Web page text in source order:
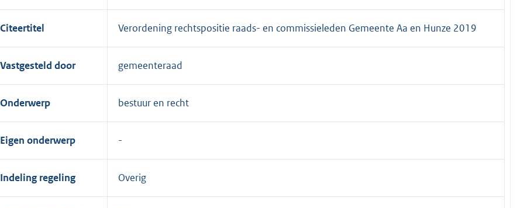
Citeertitel Verordening rechtspositie raads- en commissieleden Gemeente Aa en Hunze 2019
Vastgesteld door gemeenteraad
Onderwerp bestuur en recht
Eigen onderwerp
Indeling regeling Overig